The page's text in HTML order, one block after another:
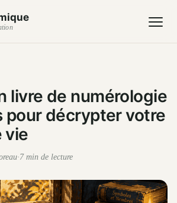
livre de numérologie
pour décrypter votre
vie
·7 min de lecture